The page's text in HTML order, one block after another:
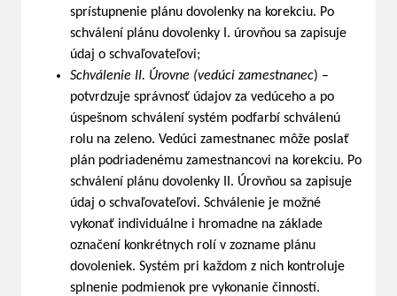
sprístupnenie plánu dovolenky na korekciu. Po
schválení plánu dovolenky I. úrovňou sa zapisuje
údaj o schvaľovateľovi;
Schválenie II. Úrovne (vedúci zamestnanec) –
potvrdzuje správnosť údajov za vedúceho a po
úspešnom schválení systém podfarbí schválenú
rolu na zeleno. Vedúci zamestnanec môže poslať
plán podriadenému zamestnancovi na korekciu. Po
schválení plánu dovolenky II. Úrovňou sa zapisuje
údaj o schvaľovateľovi. Schválenie je možné
vykonať individuálne i hromadne na základe
označení konkrétnych rolí v zozname plánu
dovoleniek. Systém pri každom z nich kontroluje
splnenie podmienok pre vykonanie činností.